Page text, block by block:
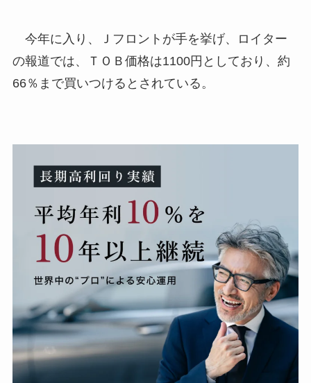
今年に入り、Ｊフロントが手を挙げ、ロイター
の報道では、ＴＯＢ価格は1100円としており、約
66％まで買いつけるとされている。